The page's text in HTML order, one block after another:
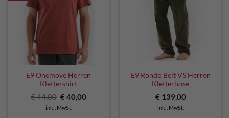
E9 Onemove Herren
Klettershirt
€44,00 Ursprünglicher
Preis
war:
€40,00Aktueller
inkl. MwSt.
E9 Rondo Belt VS Herren
Kletterhose
€139,00
inkl. MwSt.